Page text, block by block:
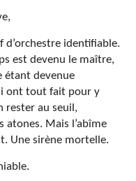
d’orchestre identifiable.
est devenu le maître,
étant devenue
ont tout fait pour y
rester au seuil,
atones. Mais l’abîme
Une sirène mortelle.